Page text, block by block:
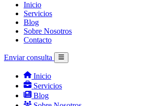
Inicio
Servicios
Blog
Sobre Nosotros
Contacto
Enviar consulta
Inicio
Servicios
Blog